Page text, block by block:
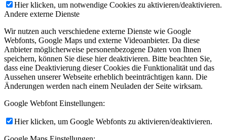
Hier klicken, um notwendige Cookies zu aktivieren/deaktivieren.
Andere externe Dienste
Wir nutzen auch verschiedene externe Dienste wie Google
Webfonts, Google Maps und externe Videoanbieter. Da diese
Anbieter möglicherweise personenbezogene Daten von Ihnen
speichern, können Sie diese hier deaktivieren. Bitte beachten Sie,
dass eine Deaktivierung dieser Cookies die Funktionalität und das
Aussehen unserer Webseite erheblich beeinträchtigen kann. Die
Änderungen werden nach einem Neuladen der Seite wirksam.
Google Webfont Einstellungen:
Hier klicken, um Google Webfonts zu aktivieren/deaktivieren.